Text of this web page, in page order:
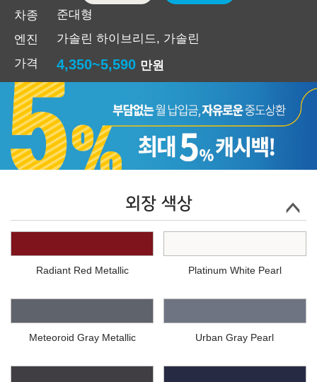
차종
준대형
엔진
가솔린 하이브리드, 가솔린
가격
4,350~5,590 만원
외장 색상
Radiant Red Metallic Platinum White Pearl
Meteoroid Gray Metallic Urban Gray Pearl